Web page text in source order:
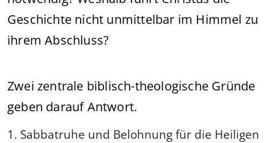
Geschichte nicht unmittelbar im Himmel zu
ihrem Abschluss?
Zwei zentrale biblisch-theologische Gründe
geben darauf Antwort.
1. Sabbatruhe und Belohnung für die Heiligen